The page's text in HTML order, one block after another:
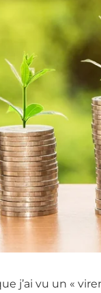
j’ai vu un «